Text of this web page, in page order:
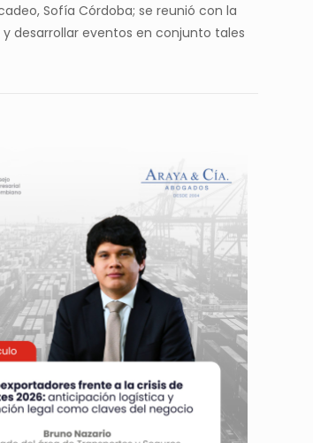
Sofía Córdoba; se reunió con la
desarrollar eventos en conjunto tales